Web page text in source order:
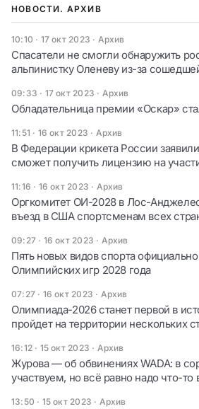
НОВОСТИ. АРХИВ
10:10 · 17 окт 2023 · Архив
Спасатели не смогли обнаружить
альпинистку Оленеву из-за
09:33 · 17 окт 2023 · Архив
Обладательница премии «Оскар»
11:51 · 16 окт 2023 · Архив
В Федерации крикета России
сможет получить лицензию на
11:16 · 16 окт 2023 · Архив
Оргкомитет ОИ-2028 в Лос-
въезд в США спортсменам всех
09:27 · 16 окт 2023 · Архив
Пять новых видов спорта
Олимпийских игр 2028 года
07:27 · 16 окт 2023 · Архив
Олимпиада-2026 станет первой в
пройдет на территории нескольких
16:12 · 15 окт 2023 · Архив
Журова — об обвинениях WADA: в
участвуем, но всё равно надо что-то
13:50 · 15 окт 2023 · Архив